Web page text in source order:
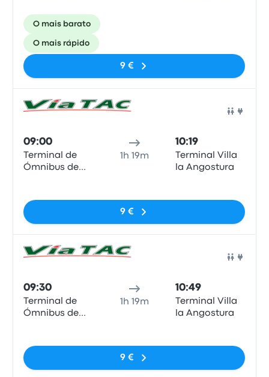
O mais barato
O mais rápido
9 €
09:00
Terminal de
Ómnibus de
1h 19m
10:19
Terminal Villa
la Angostura
9 €
09:30
Terminal de
Ómnibus de
1h 19m
10:49
Terminal Villa
la Angostura
9 €